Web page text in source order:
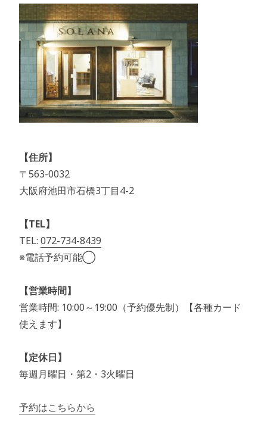
【住所】
〒563-0032
大阪府池田市石橋3丁目4-2
【TEL】
TEL: 072-734-8439
※電話予約可能◯
【営業時間】
営業時間: 10:00～19:00（予約優先制）【各種カード
使えます】
【定休日】
毎週月曜日・第2・3火曜日
予約はこちらから